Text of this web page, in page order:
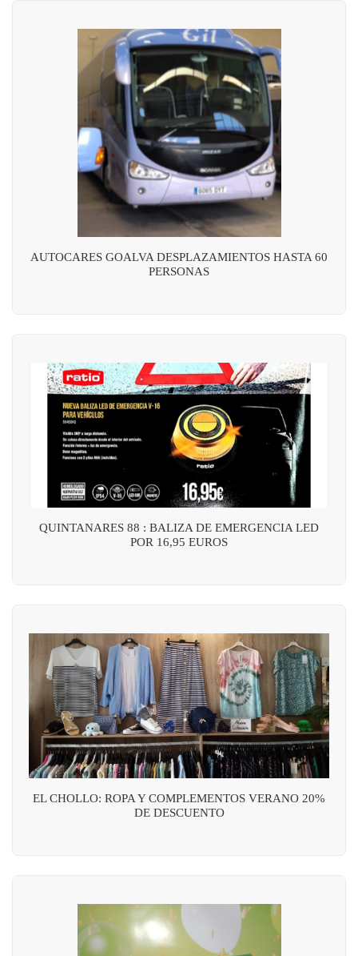
AUTOCARES GOALVA DESPLAZAMIENTOS HASTA 60
PERSONAS
QUINTANARES 88 : BALIZA DE EMERGENCIA LED
POR 16,95 EUROS
EL CHOLLO: ROPA Y COMPLEMENTOS VERANO 20%
DE DESCUENTO